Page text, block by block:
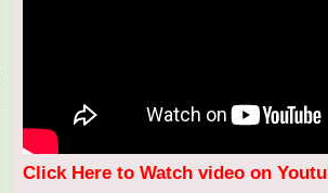
Click Here to Watch video on